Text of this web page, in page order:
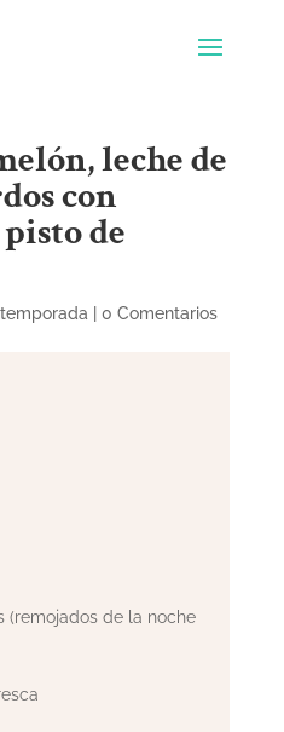
leche de
con
de
0 Comentarios
(remojados de la noche